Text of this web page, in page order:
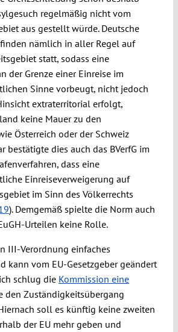
regelmäßig nicht vom
aus gestellt würde. Deutsche
nämlich in aller Regel auf
statt, sodass eine
der Grenze einer Einreise im
Sinne vorbeugt, nicht jedoch
extraterritorial erfolgt,
keine Mauer zu den
Österreich oder der Schweiz
bestätigte dies auch das BVerfG im
dass eine
Einreiseverweigerung auf
im Sinn des Völkerrechts
). Demgemäß spielte die Norm auch
Urteilen keine Rolle.
III-Verordnung einfaches
kann vom EU-Gesetzgeber geändert
schlug die Kommission eine
den Zuständigkeitsübergang
soll es künftig keine zweiten
der EU mehr geben und